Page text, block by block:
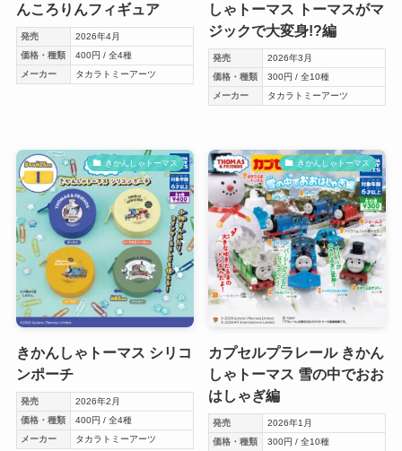
んころりんフィギュア
発売
2026年4月
価格・種類
400円 / 全4種
メーカー
タカラトミーアーツ
しゃトーマス トーマスがマ
ジックで大変身!?編
発売
2026年3月
価格・種類
300円 / 全10種
メーカー
タカラトミーアーツ
きかんしゃトーマス
きかんしゃトーマス シリコ
ンポーチ
発売
2026年2月
価格・種類
400円 / 全4種
メーカー
タカラトミーアーツ
きかんしゃトーマス
カプセルプラレール きかん
しゃトーマス 雪の中でおお
はしゃぎ編
発売
2026年1月
価格・種類
300円 / 全10種